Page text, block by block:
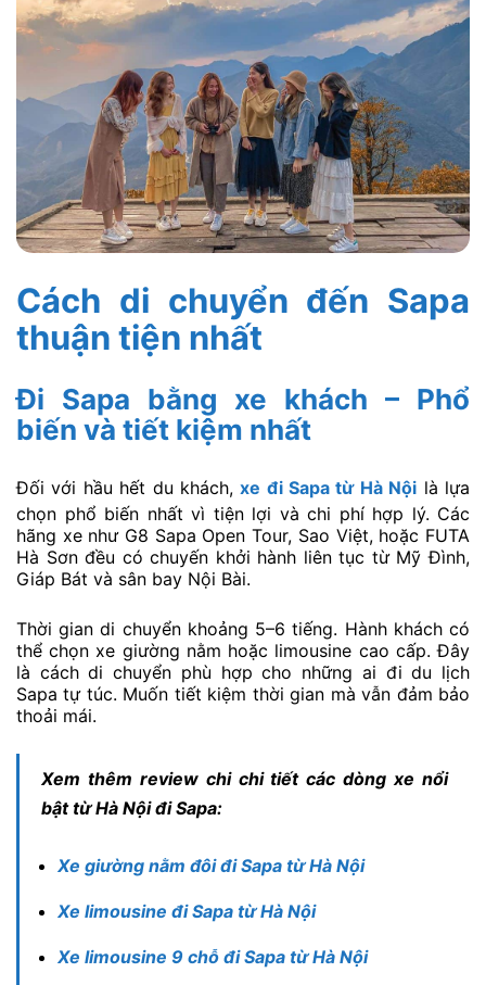
Cách di chuyển đến Sapa
thuận tiện nhất
Đi Sapa bằng xe khách – Phổ
biến và tiết kiệm nhất
Đối với hầu hết du khách,xe đi Sapa từ Hà Nội là lựa
chọn phổ biến nhất vì tiện lợi và chi phí hợp lý. Các
hãng xe như G8 Sapa Open Tour, Sao Việt, hoặc FUTA
Hà Sơn đều có chuyến khởi hành liên tục từ Mỹ Đình,
Giáp Bát và sân bay Nội Bài.
Thời gian di chuyển khoảng 5–6 tiếng. Hành khách có
thể chọn xe giường nằm hoặc limousine cao cấp. Đây
là cách di chuyển phù hợp cho những ai đi du lịch
Sapa tự túc. Muốn tiết kiệm thời gian mà vẫn đảm bảo
thoải mái.
Xem thêm review chi chi tiết các dòng xe nổi
bật từ Hà Nội đi Sapa:
Xe giường nằm đôi đi Sapa từ Hà Nội
Xe limousine đi Sapa từ Hà Nội
Xe limousine 9 chỗ đi Sapa từ Hà Nội